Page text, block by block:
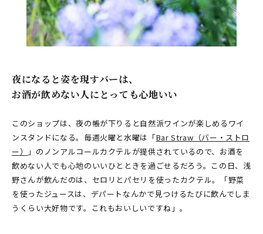
夜になると姿を現すバーは、
お酒が飲めない人にとっても心地いい
このショップは、夜の帳が下りると自然派ワインが楽しめるワイ
ンスタンドになる。毎週火曜と水曜は「Bar Straw（バー・ストロ
ー）
」のノンアルコールカクテルが提供されているので、お酒を
飲めない人でも心地のいいひとときを過ごせるだろう。この日、浅
野さんが飲んだのは、セロリとパセリを使ったカクテル。「野菜
を使ったジュースは、デパートなんかで見つけるたびに飲んでしま
うくらい大好物です。これもおいしいですね」。